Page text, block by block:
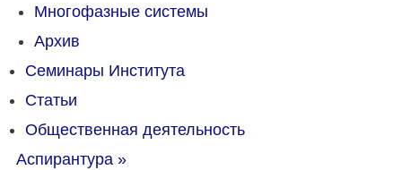
Многофазные системы
Архив
Семинары Института
Статьи
Общественная деятельность
Аспирантура »